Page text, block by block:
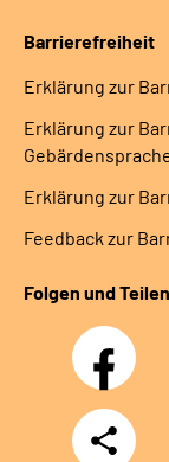
Barrierefreiheit
Erklärung zur
Erklärung zur
Erklärung zur
Feedback zur
Folgen und Teilen
Facebook
Teilen